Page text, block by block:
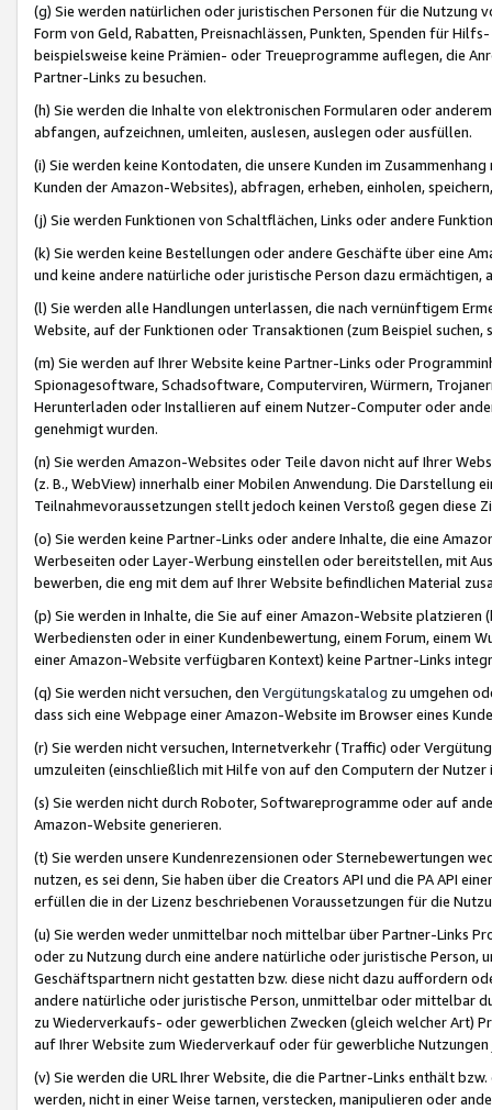
(g) Sie werden natürlichen oder juristischen Personen für die Nutzung
Form von Geld, Rabatten, Preisnachlässen, Punkten, Spenden für
beispielsweise keine Prämien- oder Treueprogramme auflegen, die
Partner-Links zu besuchen.
(h) Sie werden die Inhalte von elektronischen Formularen oder
abfangen, aufzeichnen, umleiten, auslesen, auslegen oder ausfüllen.
(i) Sie werden keine Kontodaten, die unsere Kunden im
Kunden der Amazon-Websites), abfragen, erheben, einholen,
(j) Sie werden Funktionen von Schaltflächen, Links oder andere
(k) Sie werden keine Bestellungen oder andere Geschäfte über eine
und keine andere natürliche oder juristische Person dazu
(l) Sie werden alle Handlungen unterlassen, die nach vernünftigem
Website, auf der Funktionen oder Transaktionen (zum Beispiel
(m) Sie werden auf Ihrer Website keine Partner-Links oder
Spionagesoftware, Schadsoftware, Computerviren, Würmern,
Herunterladen oder Installieren auf einem Nutzer-Computer oder
genehmigt wurden.
(n) Sie werden Amazon-Websites oder Teile davon nicht auf Ihrer
(z. B., WebView) innerhalb einer Mobilen Anwendung. Die Darstellung
Teilnahmevoraussetzungen stellt jedoch keinen Verstoß gegen diese
(o) Sie werden keine Partner-Links oder andere Inhalte, die eine
Werbeseiten oder Layer-Werbung einstellen oder bereitstellen, mit
bewerben, die eng mit dem auf Ihrer Website befindlichen Material
(p) Sie werden in Inhalte, die Sie auf einer Amazon-Website
Werbediensten oder in einer Kundenbewertung, einem Forum, einem
einer Amazon-Website verfügbaren Kontext) keine Partner-Links
(q) Sie werden nicht versuchen, den Vergütungskatalog zu umgehen
dass sich eine Webpage einer Amazon-Website im Browser eines
(r) Sie werden nicht versuchen, Internetverkehr (Traffic) oder
umzuleiten (einschließlich mit Hilfe von auf den Computern der
(s) Sie werden nicht durch Roboter, Softwareprogramme oder auf
Amazon-Website generieren.
(t) Sie werden unsere Kundenrezensionen oder Sternebewertungen
nutzen, es sei denn, Sie haben über die Creators API und die PA API
erfüllen die in der Lizenz beschriebenen Voraussetzungen für die
(u) Sie werden weder unmittelbar noch mittelbar über Partner-Links
oder zu Nutzung durch eine andere natürliche oder juristische
Geschäftspartnern nicht gestatten bzw. diese nicht dazu auffordern
andere natürliche oder juristische Person, unmittelbar oder mittelbar
zu Wiederverkaufs- oder gewerblichen Zwecken (gleich welcher Art)
auf Ihrer Website zum Wiederverkauf oder für gewerbliche
(v) Sie werden die URL Ihrer Website, die die Partner-Links enthält
werden, nicht in einer Weise tarnen, verstecken, manipulieren oder